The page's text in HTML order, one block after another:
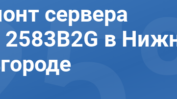
сервера
2583B2G в